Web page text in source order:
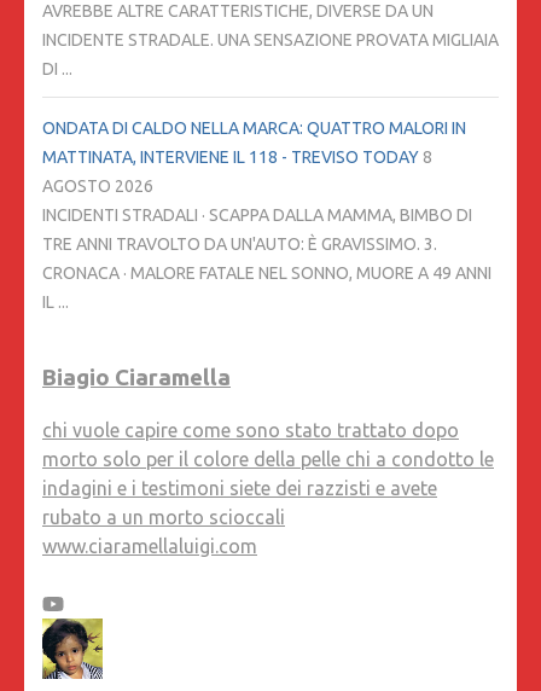
AVREBBE ALTRE CARATTERISTICHE, DIVERSE DA UN
INCIDENTE STRADALE. UNA SENSAZIONE PROVATA MIGLIAIA
DI ...
ONDATA DI CALDO NELLA MARCA: QUATTRO MALORI IN
MATTINATA, INTERVIENE IL 118 - TREVISO TODAY8
AGOSTO 2026
INCIDENTI STRADALI · SCAPPA DALLA MAMMA, BIMBO DI
TRE ANNI TRAVOLTO DA UN'AUTO: È GRAVISSIMO. 3.
CRONACA · MALORE FATALE NEL SONNO, MUORE A 49 ANNI
IL ...
Biagio Ciaramella
chi vuole capire come sono stato trattato dopo
morto solo per il colore della pelle chi a condotto le
indagini e i testimoni siete dei razzisti e avete
rubato a un morto scioccali
www.ciaramellaluigi.com